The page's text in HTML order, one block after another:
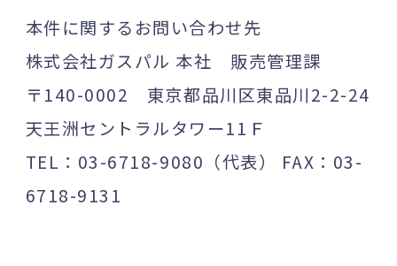
本件に関するお問い合わせ先
株式会社ガスパル 本社 販売管理課
〒140-0002 東京都品川区東品川2-2-24
天王洲セントラルタワー11Ｆ
TEL：03-6718-9080（代表） FAX：03-
6718-9131